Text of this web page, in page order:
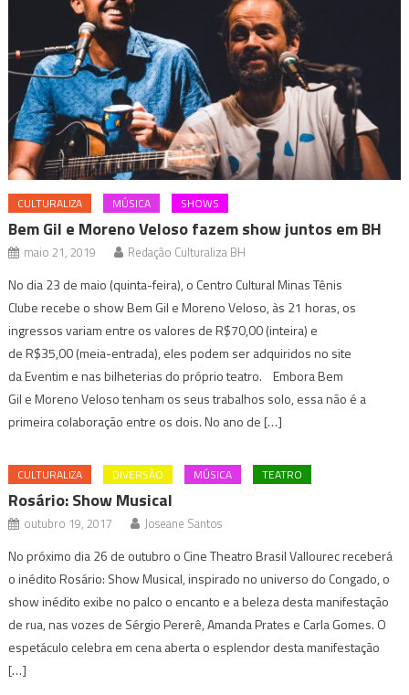
CULTURALIZA MÚSICA SHOWS
Bem Gil e Moreno Veloso fazem show juntos em BH
maio 21, 2019 Redação Culturaliza BH
No dia 23 de maio (quinta-feira), o Centro Cultural Minas Tênis
Clube recebe o show Bem Gil e Moreno Veloso, às 21 horas, os
ingressos variam entre os valores de R$70,00 (inteira) e
de R$35,00 (meia-entrada), eles podem ser adquiridos no site
da Eventim e nas bilheterias do próprio teatro. Embora Bem
Gil e Moreno Veloso tenham os seus trabalhos solo, essa não é a
primeira colaboração entre os dois. No ano de […]
CULTURALIZA DIVERSÃO MÚSICA TEATRO
Rosário: Show Musical
outubro 19, 2017 Joseane Santos
No próximo dia 26 de outubro o Cine Theatro Brasil Vallourec receberá
o inédito Rosário: Show Musical, inspirado no universo do Congado, o
show inédito exibe no palco o encanto e a beleza desta manifestação
de rua, nas vozes de Sérgio Pererê, Amanda Prates e Carla Gomes. O
espetáculo celebra em cena aberta o esplendor desta manifestação
[…]